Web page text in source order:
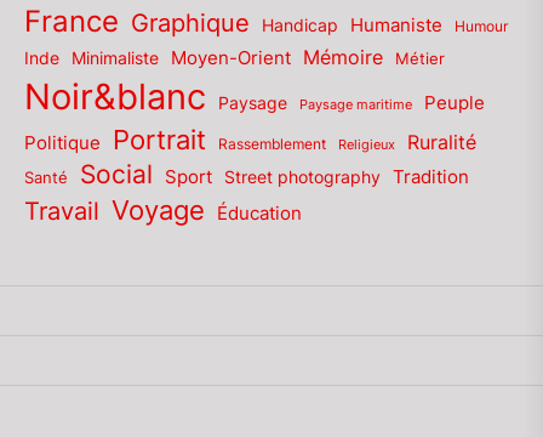
France Graphique Handicap Humaniste Humour
Inde Minimaliste Moyen-Orient Mémoire Métier
Noir&blanc Paysage Paysage maritime Peuple
Politique Portrait Rassemblement Religieux Ruralité
Santé Social Sport Street photography Tradition
Travail Voyage Éducation